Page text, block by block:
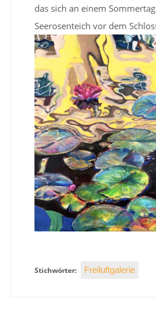
das sich an einem
Seerosenteich vor dem
Stichwörter: Freiluftgalerie